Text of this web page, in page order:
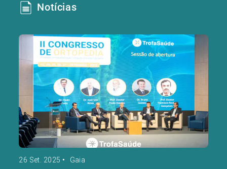
Notícias
26 Set. 2025 • Gaia